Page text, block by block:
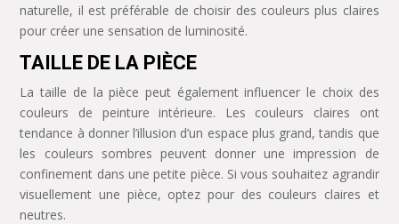
naturelle, il est préférable de choisir des couleurs plus claires
pour créer une sensation de luminosité.
TAILLE DE LA PIÈCE
La taille de la pièce peut également influencer le choix des
couleurs de peinture intérieure. Les couleurs claires ont
tendance à donner l’illusion d’un espace plus grand, tandis que
les couleurs sombres peuvent donner une impression de
confinement dans une petite pièce. Si vous souhaitez agrandir
visuellement une pièce, optez pour des couleurs claires et
neutres.